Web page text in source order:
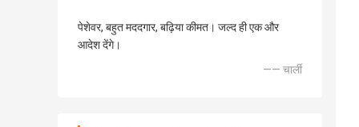
पेशेवर, बहुत मददगार, बढ़िया कीमत। जल्द ही एक और
आदेश देंगे।
—— चार्ली